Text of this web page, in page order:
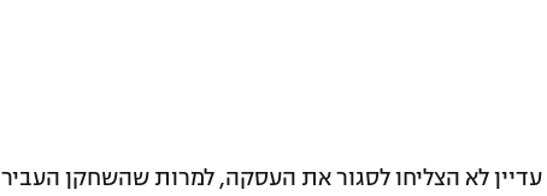
עדיין לא הצליחו לסגור את העסקה, למרות שהשחקן העביר